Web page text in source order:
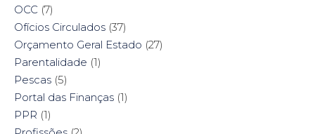
OCC (7)
Ofícios Circulados (37)
Orçamento Geral Estado (27)
Parentalidade (1)
Pescas (5)
Portal das Finanças (1)
PPR (1)